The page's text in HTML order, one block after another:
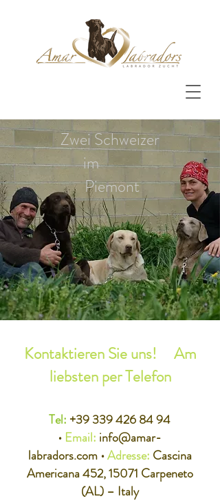
Zwei Schweizer
im
Piemont
Kontaktieren Sie uns! Am
liebsten per Telefon
Tel: +39 339 426 84 94
• Email: info@amar-
labradors.com•Adresse: Cascina
Americana 452, 15071 Carpeneto
(AL) – Italy